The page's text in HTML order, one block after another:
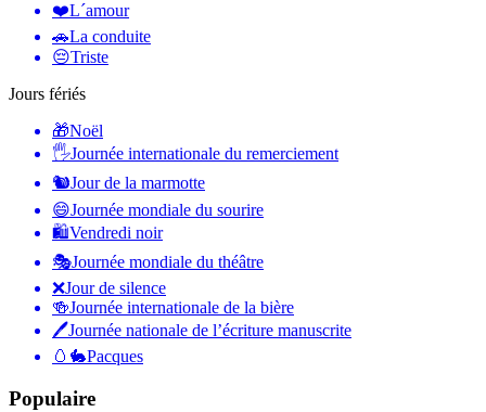
❤️L´amour
🚗La conduite
😔Triste
Jours fériés
🎁Noël
🖐Journée internationale du remerciement
🐿Jour de la marmotte
😄Journée mondiale du sourire
🛍Vendredi noir
🎭Journée mondiale du théâtre
❌Jour de silence
🍻Journée internationale de la bière
🖊Journée nationale de l’écriture manuscrite
🥚🐇Pacques
Populaire